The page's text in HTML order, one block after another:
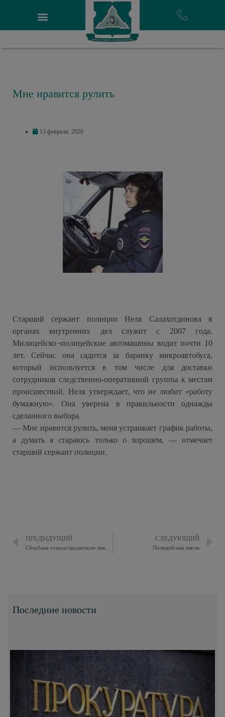
Мне нравится рулить
13 февраля, 2020
Старший сержант полиции Неля Салахотдинова в
органах внутренних дел служит с 2007 года.
Милицейско¬полицейские автомашины водит почти 10
лет. Сейчас она садится за баранку микроавтобуса,
который используется в том числе для доставки
сотрудников следственно-оперативной группы к местам
происшествий. Неля утверждает, что не любит «работу
бумажную». Она уверена в правильности однажды
сделанного выбора.
— Мне нравится рулить, меня устраивает график работы,
а думать я стараюсь только о хорошем, — отмечает
старший сержант полиции.
ПРЕДЫДУЩИЙ СЛЕДУЮЩИЙ
Полицейская школа
Последние новости